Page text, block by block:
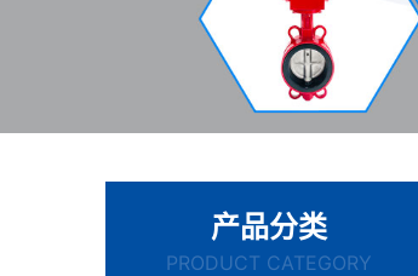
产品分类
PRODUCT CATEGORY